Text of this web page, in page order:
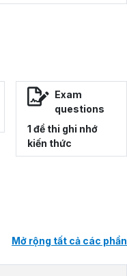
Exam
questions
1 đề thi ghi nhớ
kiến thức
Mở rộng tất cả các phần